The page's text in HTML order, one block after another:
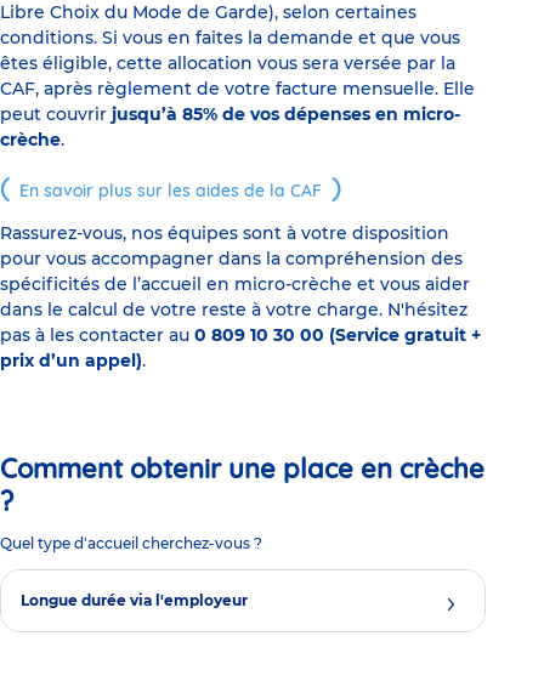
Libre Choix du Mode de Garde), selon certaines
conditions. Si vous en faites la demande et que vous
êtes éligible, cette allocation vous sera versée par la
CAF, après règlement de votre facture mensuelle. Elle
peut couvrir jusqu’à 85% de vos dépenses en micro-
crèche.
En savoir plus sur les aides de la CAF
Rassurez-vous, nos équipes sont à votre disposition
pour vous accompagner dans la compréhension des
spécificités de l’accueil en micro-crèche et vous aider
dans le calcul de votre reste à votre charge. N'hésitez
pas à les contacter au 0 809 10 30 00 (Service gratuit +
prix d’un appel).
Comment obtenir une place en crèche
?
Quel type d'accueil cherchez-vous ?
Longue durée via l'employeur